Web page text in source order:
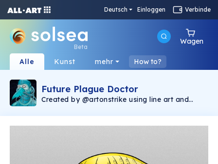
Deutsch Einloggen Verbinde
Beta
Wagen
Alle Kunst mehr How to?
Future Plague Doctor
Created by @artonstrike using line art and
Doctor collection consists of 400 unique
blockchain, found via Opensea
(https://opensea.io/collection/onstrike). 2.5%